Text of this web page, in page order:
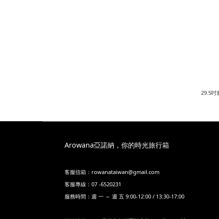
29.5吋
Arowana亞諾納，你的時光旅行箱
客服信箱：rowanataiwan@gmail.com
客服專線：07 -6520231
服務時間：週 一 ～ 週 五 9:00-12:00 / 13:30-17:00